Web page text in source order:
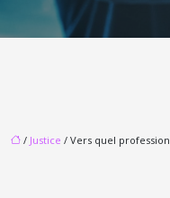
/ Justice / Vers quel